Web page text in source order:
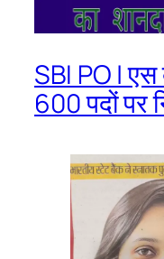
SBI PO |
600 पदों पर